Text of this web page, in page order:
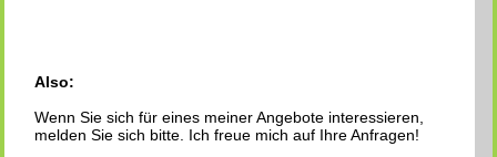
Also:
Wenn Sie sich für eines meiner Angebote interessieren,
melden Sie sich bitte. Ich freue mich auf Ihre Anfragen!